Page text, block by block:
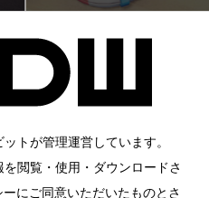
トが管理運営しています。
閲覧・使用・ダウンロードさ
にご同意いただいたものとさ